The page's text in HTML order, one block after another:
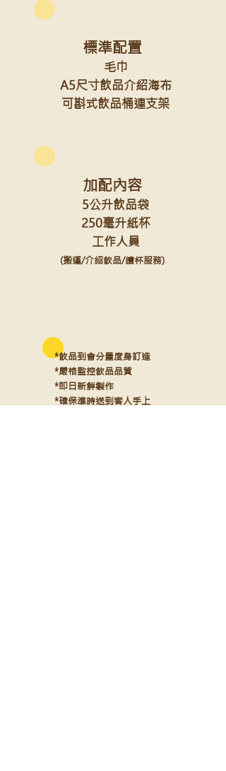
標準配置
毛巾
A5尺寸飲品介紹海布
可斟式飲品桶連支架
加配內容
5公升飲品袋
250毫升紙杯
工作人員
(搬運/介紹飲品/續杯服務)
*飲品到會分量度身訂造
*嚴格監控飲品品質
*即日新鮮製作
*確保準時送到客人手上